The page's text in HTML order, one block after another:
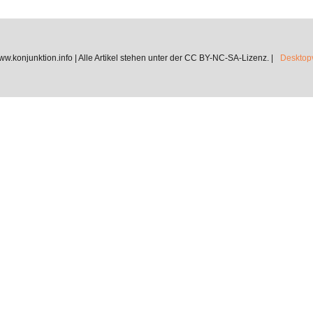
| Alle Artikel stehen unter der CC BY-NC-SA-Lizenz. |